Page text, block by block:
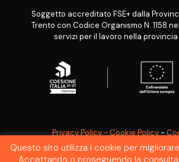
Soggetto accreditato FSE+ dalla
Trento con Codice Organismo N. 1158
servizi per il lavoro nella provincia
Privacy Policy - Cookie Policy-
SEGNALAZIONE
Questo sito utilizza i cookie per
Accettando o proseguendo la